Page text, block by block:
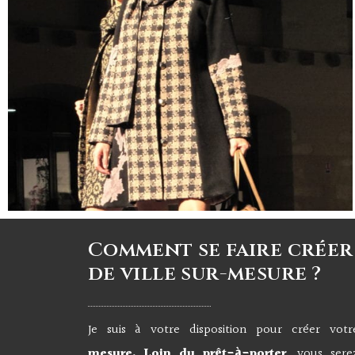
Comment se faire
de ville sur-mesure ?
Je suis à votre disposition pour créer